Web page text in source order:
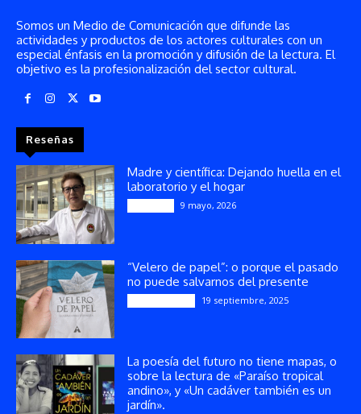
Somos un Medio de Comunicación que difunde las
actividades y productos de los actores culturales con un
especial énfasis en la promoción y difusión de la lectura. El
objetivo es la profesionalización del sector cultural.
Reseñas
Madre y científica: Dejando huella en el
laboratorio y el hogar
9 mayo, 2026
“Velero de papel”: o porque el pasado
no puede salvarnos del presente
19 septiembre, 2025
La poesía del futuro no tiene mapas, o
sobre la lectura de «Paraíso tropical
andino», y «Un cadáver también es un
jardín».